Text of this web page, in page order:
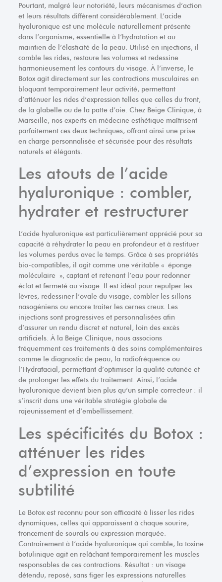
Pourtant, malgré leur notoriété, leurs mécanismes d’action
et leurs résultats diffèrent considérablement. L’acide
hyaluronique est une molécule naturellement présente
dans l’organisme, essentielle à l’hydratation et au
maintien de l’élasticité de la peau. Utilisé en injections, il
comble les rides, restaure les volumes et redessine
harmonieusement les contours du visage. À l’inverse, le
Botox agit directement sur les contractions musculaires en
bloquant temporairement leur activité, permettant
d’atténuer les rides d’expression telles que celles du front,
de la glabelle ou de la patte d’oie. Chez Beige Clinique, à
Marseille, nos experts en médecine esthétique maîtrisent
parfaitement ces deux techniques, offrant ainsi une prise
en charge personnalisée et sécurisée pour des résultats
naturels et élégants.
Les atouts de l’acide
hyaluronique : combler,
hydrater et restructurer
L’acide hyaluronique est particulièrement apprécié pour sa
capacité à réhydrater la peau en profondeur et à restituer
les volumes perdus avec le temps. Grâce à ses propriétés
bio-compatibles, il agit comme une véritable « éponge
moléculaire », captant et retenant l’eau pour redonner
éclat et fermeté au visage. Il est idéal pour repulper les
lèvres, redessiner l’ovale du visage, combler les sillons
nasogéniens ou encore traiter les cernes creux. Les
injections sont progressives et personnalisées afin
d’assurer un rendu discret et naturel, loin des excès
artificiels. À la Beige Clinique, nous associons
fréquemment ces traitements à des soins complémentaires
comme le diagnostic de peau, la radiofréquence ou
l’Hydrafacial, permettant d’optimiser la qualité cutanée et
de prolonger les effets du traitement. Ainsi, l’acide
hyaluronique devient bien plus qu’un simple correcteur : il
s’inscrit dans une véritable stratégie globale de
rajeunissement et d’embellissement.
Les spécificités du Botox :
atténuer les rides
d’expression en toute
subtilité
Le Botox est reconnu pour son efficacité à lisser les rides
dynamiques, celles qui apparaissent à chaque sourire,
froncement de sourcils ou expression marquée.
Contrairement à l’acide hyaluronique qui comble, la toxine
botulinique agit en relâchant temporairement les muscles
responsables de ces contractions. Résultat : un visage
détendu, reposé, sans figer les expressions naturelles